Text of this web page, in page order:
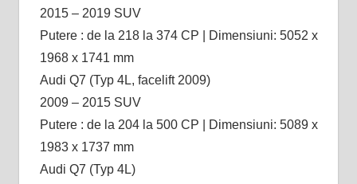
2015 – 2019 SUV
Putere : de la 218 la 374 CP | Dimensiuni: 5052 x
1968 x 1741 mm
Audi Q7 (Typ 4L, facelift 2009)
2009 – 2015 SUV
Putere : de la 204 la 500 CP | Dimensiuni: 5089 x
1983 x 1737 mm
Audi Q7 (Typ 4L)